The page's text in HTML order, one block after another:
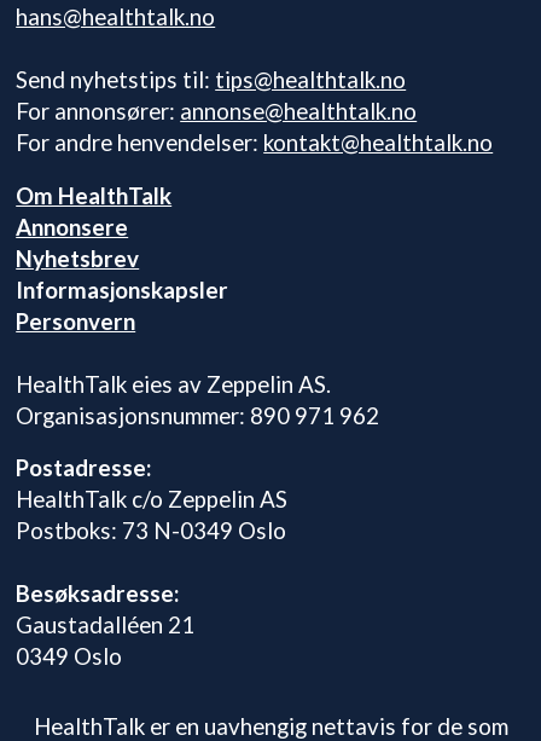
hans@healthtalk.no
Send nyhetstips til: tips@healthtalk.no
For annonsører: annonse@healthtalk.no
For andre henvendelser: kontakt@healthtalk.no
Om HealthTalk
Annonsere
Nyhetsbrev
Informasjonskapsler
Personvern
HealthTalk eies av Zeppelin AS.
Organisasjonsnummer: 890 971 962
Postadresse:
HealthTalk c/o Zeppelin AS
Postboks: 73 N-0349 Oslo
Besøksadresse:
Gaustadalléen 21
0349 Oslo
HealthTalk er en uavhengig nettavis for de som